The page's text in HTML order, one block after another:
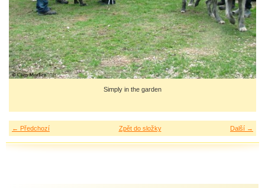
Simply in the garden
← Předchozí Další →
Zpět do složky